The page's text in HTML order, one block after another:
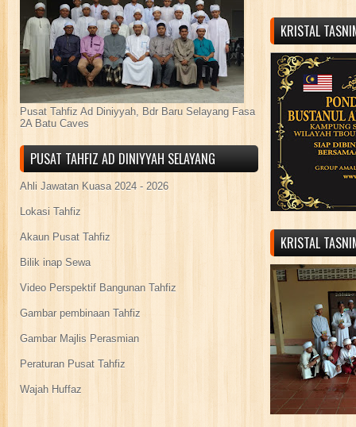
Pusat Tahfiz Ad Diniyyah, Bdr Baru Selayang Fasa
2A Batu Caves
PUSAT TAHFIZ AD DINIYYAH SELAYANG
Ahli Jawatan Kuasa 2024 - 2026
Lokasi Tahfiz
Akaun Pusat Tahfiz
Bilik inap Sewa
Video Perspektif Bangunan Tahfiz
Gambar pembinaan Tahfiz
Gambar Majlis Perasmian
Peraturan Pusat Tahfiz
Wajah Huffaz
KRISTAL
KRISTAL